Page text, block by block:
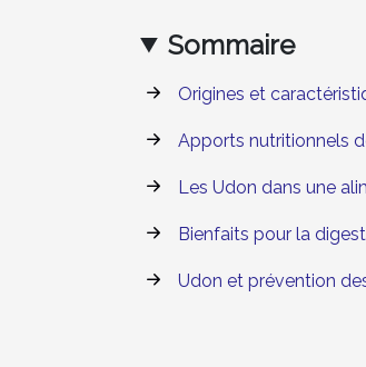
Sommaire
Origines et
Apports nutritionnels
Les Udon dans une
Bienfaits pour la
Udon et prévention